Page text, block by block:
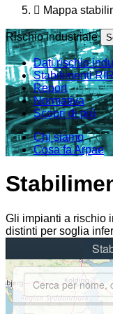
Mappa
Rischio industriale
Dati rischio
Stabilimenti
Report
Normativa
Scopri di più
Chi siamo
Cosa fa Arpae
Gli impianti a rischio
distinti per soglia